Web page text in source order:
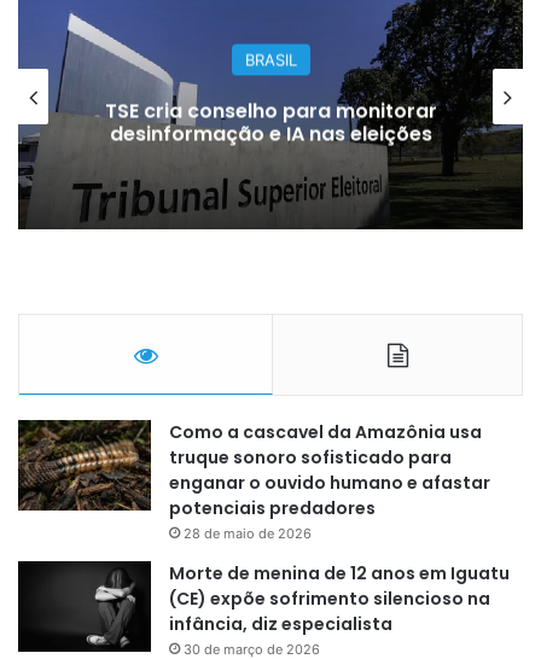
BRASIL
TSE cria conselho para monitorar
desinformação e IA nas eleições
Como a cascavel da Amazônia usa
truque sonoro sofisticado para
enganar o ouvido humano e afastar
potenciais predadores
28 de maio de 2026
Morte de menina de 12 anos em Iguatu
(CE) expõe sofrimento silencioso na
infância, diz especialista
30 de março de 2026